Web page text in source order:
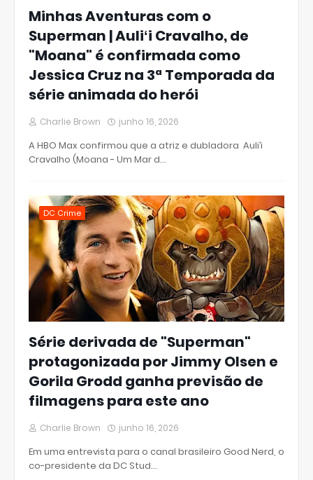
Minhas Aventuras com o
Superman | Auliʻi Cravalho, de
"Moana" é confirmada como
Jessica Cruz na 3ª Temporada da
série animada do herói
Charlie Brown junho 16, 2026
A HBO Max confirmou que a atriz e dubladora Auli’i
Cravalho (Moana - Um Mar d…
DC Crime
Série derivada de "Superman"
protagonizada por Jimmy Olsen e
Gorila Grodd ganha previsão de
filmagens para este ano
Charlie Brown junho 16, 2026
Em uma entrevista para o canal brasileiro Good Nerd, o
co-presidente da DC Stud…